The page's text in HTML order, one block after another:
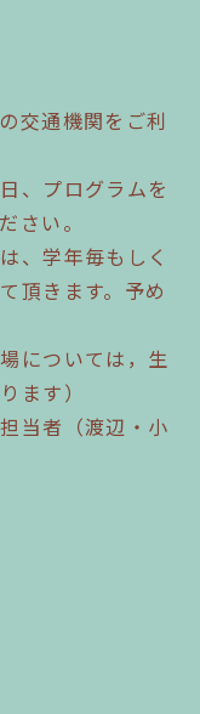
交通機関をご利
、プログラムを
さい。
、学年毎もしく
頂きます。予め
については，生
ます）
当者（渡辺・小